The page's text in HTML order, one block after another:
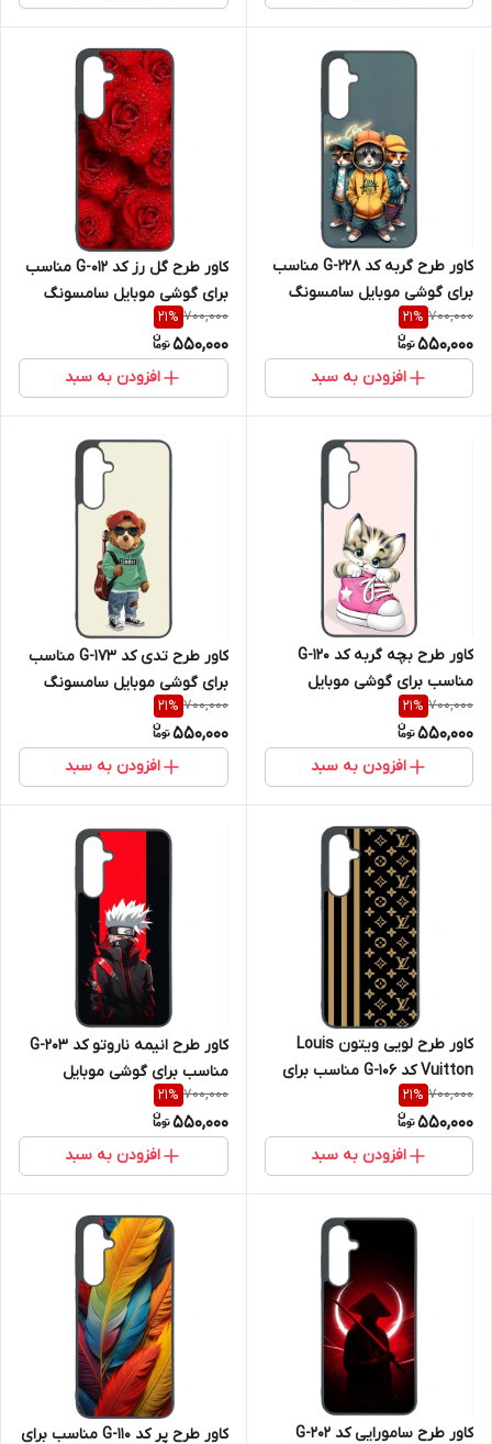
کاور طرح گربه کد G-228 مناسب
برای گوشی موبایل سامسونگ
Galaxy A36
700,000
21%
550,000
افزودن به سبد
کاور طرح گل رز کد G-012 مناسب
برای گوشی موبایل سامسونگ
Galaxy A36
700,000
21%
550,000
افزودن به سبد
کاور طرح بچه گربه کد G-120
مناسب برای گوشی موبایل
سامسونگ Galaxy A36
700,000
21%
550,000
افزودن به سبد
کاور طرح تدی کد G-173 مناسب
برای گوشی موبایل سامسونگ
Galaxy A36
700,000
21%
550,000
افزودن به سبد
کاور طرح لویی ویتون Louis
Vuitton کد G-106 مناسب برای
A36
700,000
21%
550,000
افزودن به سبد
کاور طرح انیمه ناروتو کد G-203
مناسب برای گوشی موبایل
سامسونگ Galaxy A36
700,000
21%
550,000
افزودن به سبد
کاور طرح سامورایی کد G-202 کاور طرح پر کد G-110 مناسب برای